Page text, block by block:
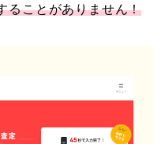
ることがありません！